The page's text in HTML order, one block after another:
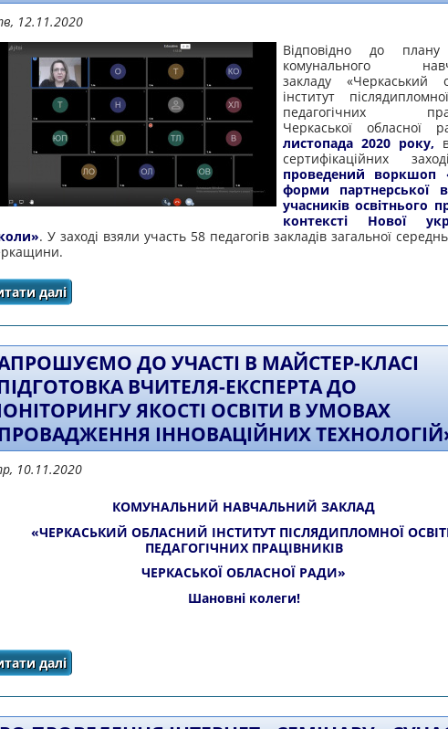
12.11.2020
Відповідно до
комунального
закладу «Черкаський
інститут
педагогічних
Черкаської обласної
листопада 2020 року,
сертифікаційних
проведений воркшоп
форми партнерської
учасників освітнього
контексті Нової
. У заході взяли участь 58 педагогів закладів загальної
далі
про Воркшоп «Сучасні форми партнерської взаємодії
ДО УЧАСТІ В МАЙСТЕР-КЛАСІ
ВЧИТЕЛЯ-ЕКСПЕРТА ДО
ЯКОСТІ ОСВІТИ В УМОВАХ
ІННОВАЦІЙНИХ
10.11.2020
КОМУНАЛЬНИЙ НАВЧАЛЬНИЙ ЗАКЛАД
«ЧЕРКАСЬКИЙ ОБЛАСНИЙ ІНСТИТУТ ПІСЛЯДИПЛОМНОЇ
ПЕДАГОГІЧНИХ ПРАЦІВНИКІВ
ЧЕРКАСЬКОЇ ОБЛАСНОЇ РАДИ»
Шановні колеги!
далі
про Запрошуємо до участі в майстер-класі